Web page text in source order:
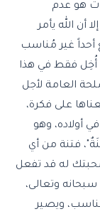
هو عدم
أن الله يأمر
أحداً غير مُناسب
أُخِل فقط في هذا
العامة لأجل
على فكرة،
في أولاده، وهو
فتنة من أي
له قد تفعل
سبحانه وتعالى،
ويصير